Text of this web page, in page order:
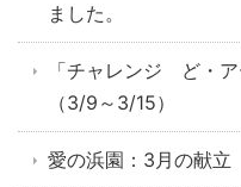
ました。
「チャレンジ ど・
（3/9～3/15）
愛の浜園：3月の献立